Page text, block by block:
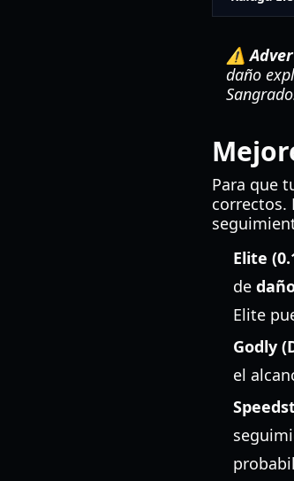
⚠️
daño
Para que
correctos.
Elite
de
Elite
Godly
el